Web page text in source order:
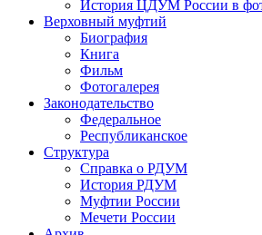
История ЦДУМ России в
Верховный муфтий
Биография
Книга
Фильм
Фотогалерея
Законодательство
Федеральное
Республиканское
Структура
Справка о РДУМ
История РДУМ
Муфтии России
Мечети России